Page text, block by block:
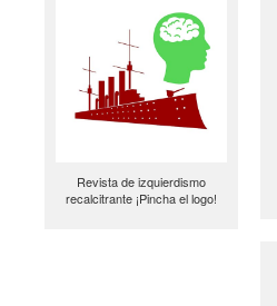
Revista de izquierdismo
recalcitrante ¡Pincha el logo!